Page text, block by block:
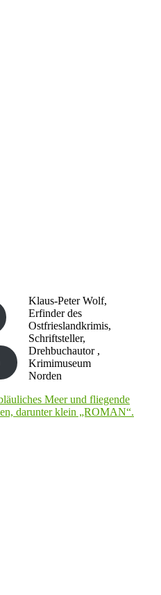
Klaus-Peter Wolf,
Erfinder des
Ostfrieslandkrimis,
Schriftsteller,
Drehbuchautor ,
Krimimuseum
Norden